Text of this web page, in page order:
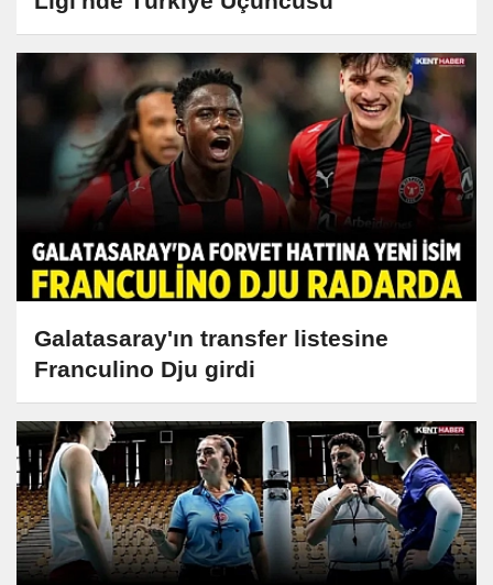
Galatasaray'ın transfer listesine
Franculino Dju girdi